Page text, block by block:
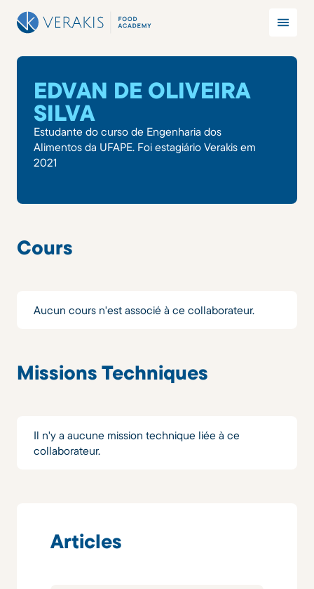
EDVAN DE OLIVEIRA
SILVA
Estudante do curso de Engenharia dos
Alimentos da UFAPE. Foi estagiário Verakis em
2021
Cours
Aucun cours n'est associé à ce collaborateur.
Missions Techniques
Il n'y a aucune mission technique liée à ce
collaborateur.
Articles